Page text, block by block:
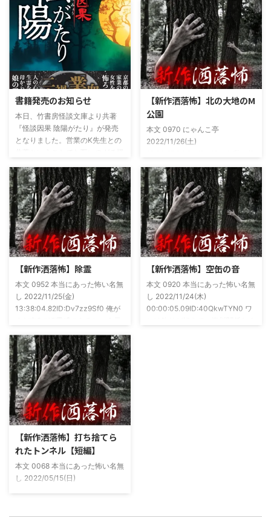
書籍発売のお知らせ
本日、竹書房怪談文庫より共著
『怪談因果 陰陽がたり』が発売
となりました。営業のK先生との
上げましたので内容の濃さ・面白
さは保証します。ぜひともご購入
くださいませ。 書影かっこいい
ですね！帯の煽り文句も最高です
(^^)v購入ページ
https://amzn.to/49NrwuE特設ペ
ージ
54ee5238af1
【新作洒落怖】北の大地のM
公園
本文 0970 にゃんこ亭
2022/11/26(土)
に言うオカルト系な話がまあまあ
好きで、最近占いとかを副業で始
めてた。今はちょっとメンタルの
状況やらで退いたけど実力試しも
かねてSNSでフォロワー相手に占
いとかしていたもんです。実力
は・・・ありがたいことに当たっ
た！ドンピシャ！と嬉しい声もあ
合ったのが大学生のAちゃん。彼
女もオカルト系な話が好きで(そ
もそも仲良くなったのは北の大地
が舞台の金塊を巡る漫画)ちょく
【新作洒落怖】除霊
本文 0952 本当にあった怖い名無
し 2022/11/25(金)
13:38:04.82ID:Dv7zz9Sf0 俺が
(以後A)は頻繁に「あ、あそこに
いる」だとか誰もおらんとこに挨
拶したりなどなんかわざとらしい
感じがあって当然ながら信じてな
かった。でもいいやつではあった
し頻繁に遊びに行ったりもして
た。 そしてゴールデンウィーク
れた。要約するとこの前霊が見え
た時に必死に念じたら除霊できた
っていう話だった。その時数人で
い ...
【新作洒落怖】空缶の音
本文 0920 本当にあった怖い名無
し 2022/11/24(木)
00:00:05.09ID:40QkwTYN0 ワ
【新作洒落怖】打ち捨てら
れたトンネル【短編】
本文 0068 本当にあった怖い名無
し 2022/05/15(日)